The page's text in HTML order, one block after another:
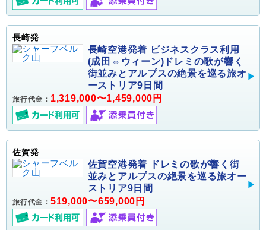
長崎発
長崎空港発着 ビジネスクラス利用
(成田⇔ウィーン)ドレミの歌が響く
街並みとアルプスの絶景を巡る旅オ
ーストリア9日間
旅行代金： 1,319,000〜1,459,000円
佐賀発
佐賀空港発着 ドレミの歌が響く街
並みとアルプスの絶景を巡る旅オー
ストリア9日間
旅行代金： 519,000〜659,000円